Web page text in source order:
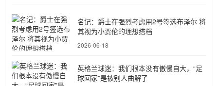
名记：爵士在强烈考虑用2号签选布泽尔 将
其视为小贾伦的理想搭档
2026-06-18
英格兰球迷：我们根本没有傲慢自大，“足
球回家”是被别人曲解了